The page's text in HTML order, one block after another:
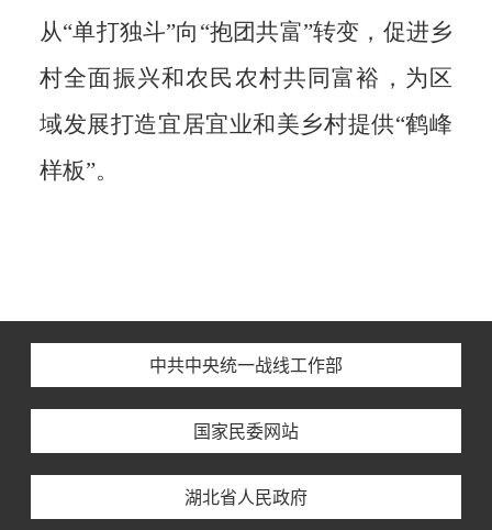
从“单打独斗”向“抱团共富”转变，促进乡
村全面振兴和农民农村共同富裕，为 区
域发展打造宜居宜业和美乡村提供“鹤峰
样板”。
中共中央统一战线工作部
国家民委网站
湖北省人民政府